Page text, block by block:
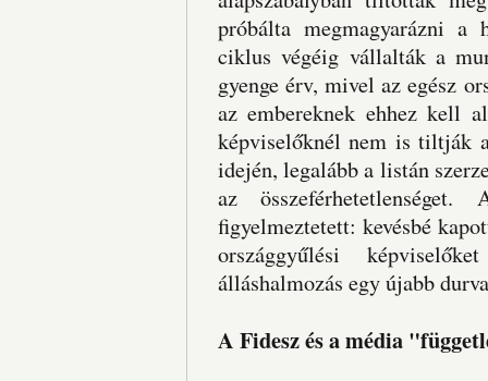
próbálta megmagyarázni a
ciklus végéig vállalták a
gyenge érv, mivel az egész
az embereknek ehhez kell
képviselőknél nem is tiltják
idején, legalább a listán
az
figyelmeztetett: kevésbé
országgyűlési
álláshalmozás egy újabb
A Fidesz és a média